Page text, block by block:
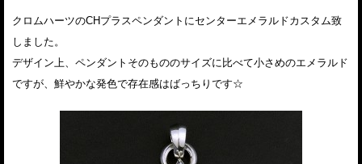
クロムハーツのCHプラスペンダントにセンターエメラルドカスタム致
しました。
デザイン上、ペンダントそのもののサイズに比べて小さめのエメラルド
ですが、鮮やかな発色で存在感はばっちりです☆